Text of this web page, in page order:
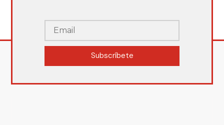
Subscríbete